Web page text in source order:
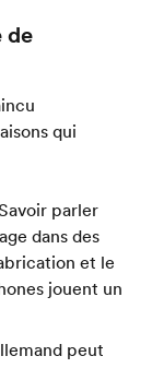
de
qui
parler
dans des
et le
jouent un
peut